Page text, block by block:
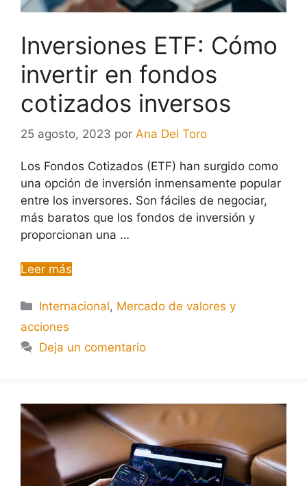
Inversiones ETF: Cómo
invertir en fondos
cotizados inversos
25 agosto, 2023 por Ana Del Toro
Los Fondos Cotizados (ETF) han surgido como
una opción de inversión inmensamente popular
entre los inversores. Son fáciles de negociar,
más baratos que los fondos de inversión y
proporcionan una …
Leer más
Internacional, Mercado de valores y
acciones
Deja un comentario